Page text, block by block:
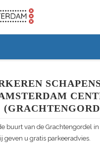
buurt van de Grachtengordel in
geven u gratis parkeeradvies.